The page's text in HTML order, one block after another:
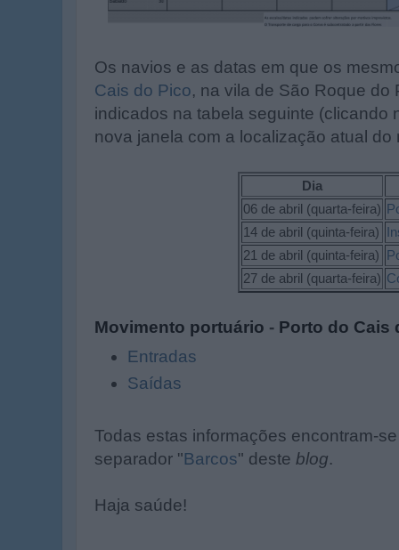
Os navios e as datas em que os
Cais do Pico, na vila de São Roque do
indicados na tabela seguinte (clicando
nova janela com a localização atual do
Dia
06 de abril (quarta-feira)
14 de abril (quinta-feira)
21 de abril (quinta-feira)
27 de abril (quarta-feira)
Movimento portuário - Porto do Cais
Entradas
Saídas
Todas estas informações encontram-
separador "Barcos" deste blog.
Haja saúde!